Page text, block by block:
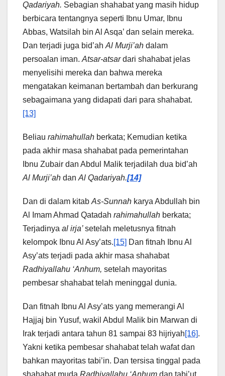
Qadariyah. Sebagian shahabat yang masih hidup
berbicara tentangnya seperti Ibnu Umar, Ibnu
Abbas, Watsilah bin Al Asqa’ dan selain mereka.
Dan terjadi juga bid’ah Al Murji’ah dalam
persoalan iman. Atsar-atsardari shahabat jelas
menyelisihi mereka dan bahwa mereka
mengatakan keimanan bertambah dan berkurang
sebagaimana yang didapati dari para shahabat.
[13]
Beliau rahimahullah berkata; Kemudian ketika
pada akhir masa shahabat pada pemerintahan
Ibnu Zubair dan Abdul Malik terjadilah dua bid’ah
Al Murji’ah dan Al Qadariyah.[14]
Dan di dalam kitab As-Sunnah karya Abdullah bin
Al Imam Ahmad Qatadah rahimahullah berkata;
Terjadinya al irja’setelah meletusnya fitnah
kelompok Ibnu Al Asy’ats.[15] Dan fitnah Ibnu Al
Asy’ats terjadi pada akhir masa shahabat
Radhiyallahu ‘Anhum, setelah mayoritas
pembesar shahabat telah meninggal dunia.
Dan fitnah Ibnu Al Asy’ats yang memerangi Al
Hajjaj bin Yusuf, wakil Abdul Malik bin Marwan di
Irak terjadi antara tahun 81 sampai 83 hijriyah[16].
Yakni ketika pembesar shahabat telah wafat dan
bahkan mayoritas tabi’in. Dan tersisa tinggal pada